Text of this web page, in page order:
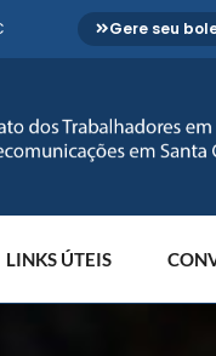
Gere seu
LINKS ÚTEIS